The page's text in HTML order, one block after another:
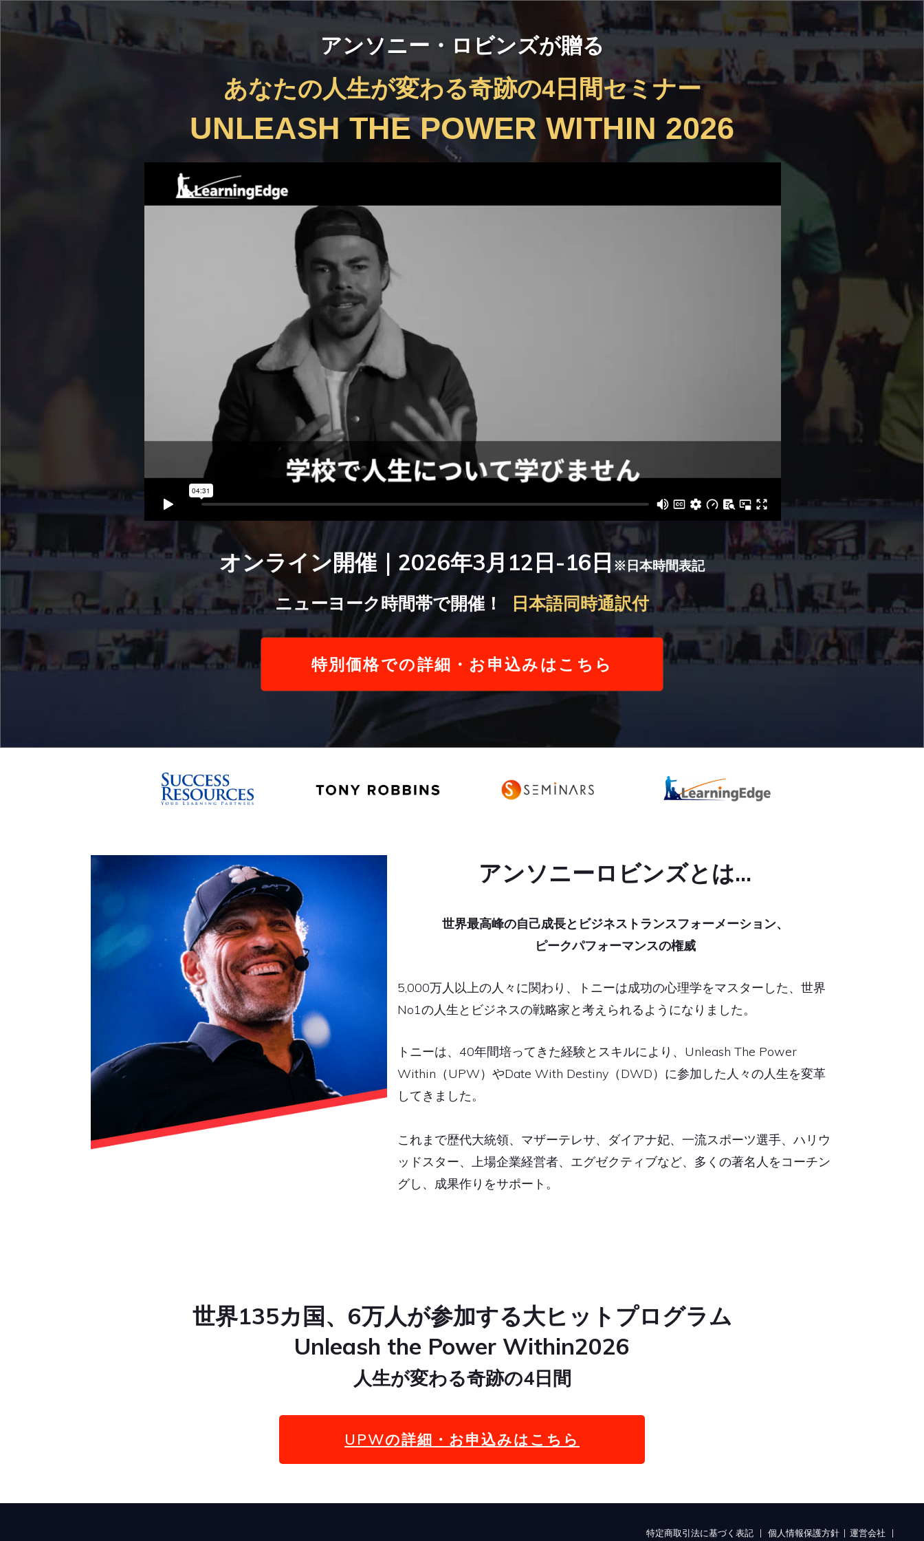
アンソニー・ロビンズが贈る
あなたの人生が変わる奇跡の4日間セミナー
UNLEASH THE POWER WITHIN 2026
オンライン開催｜2026年3月12日-16日※日本時間表記
ニューヨーク時間帯で開催！ 日本語同時通訳付
特別価格での詳細・お申込みはこちら
アンソニーロビンズとは...
世界最高峰の自己成長とビジネストランスフォーメーション、
ピークパフォーマンスの権威
5,000万人以上の人々に関わり、トニーは成功の心理学をマスターした、世界
No1の人生とビジネスの戦略家と考えられるようになりました。
トニーは、40年間培ってきた経験とスキルにより、Unleash The Power
Within（UPW）やDate With Destiny（DWD）に参加した人々の人生を変革
してきました。
これまで歴代大統領、マザーテレサ、ダイアナ妃、一流スポーツ選手、ハリウ
ッドスター、上場企業経営者、エグゼクティブなど、多くの著名人をコーチン
グし、成果作りをサポート。
世界135カ国、6万人が参加する大ヒットプログラム
Unleash the Power Within2026
人生が変わる奇跡の4日間
UPWの詳細・お申込みはこちら
特定商取引法に基づく表記 | 個人情報保護方針 | 運営会社 |